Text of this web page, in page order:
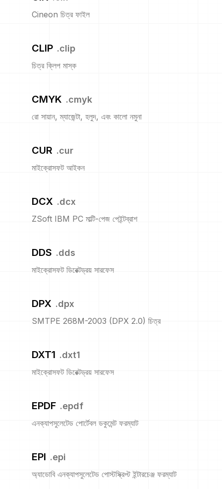
Cineon চিত্র ফাইল
CLIP .clip
চিত্র ক্লিপ মাস্ক
CMYK .cmyk
রো সায়ান, ম্যাজেন্টা, হলুদ, এবং কালো নমুনা
CUR .cur
মাইক্রোসফট আইকন
DCX .dcx
ZSoft IBM PC মাল্টি-পেজ পেইন্টব্রাশ
DDS .dds
মাইক্রোসফট ডিরেক্টড্রয় সারফেস
DPX .dpx
SMTPE 268M-2003 (DPX 2.0) চিত্র
DXT1 .dxt1
মাইক্রোসফট ডিরেক্টড্রয় সারফেস
EPDF .epdf
এনক্যাপসুলেটেড পোর্টেবল ডকুমেন্ট ফরম্যাট
EPI .epi
অ্যাডোবি এনক্যাপসুলেটেড পোস্টস্ক্রিপ্ট ইন্টারচেঞ্জ ফরম্যাট